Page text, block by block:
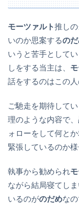
モーツァルト推し
いのか思案するの
いうと苦手としてい
しをする当主は、
話をするのはこの
ご馳走を期待して
理のような内容で、
ォローをして何とか
緊張しているのか
執事から勧められ
ながら結局寝てし
いるのがのだめなの